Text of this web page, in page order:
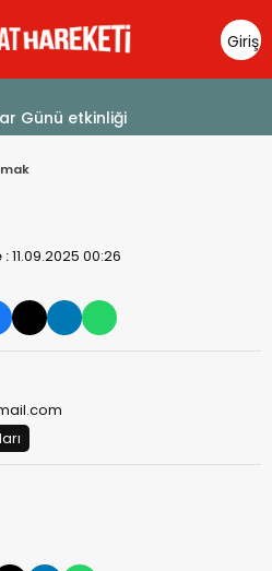
Giriş
Yap
Filistin ve Mescid-i Aksa
:11.09.2025 00:26